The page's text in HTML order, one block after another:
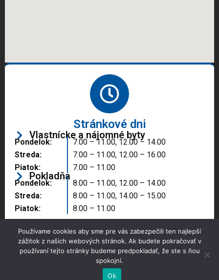
Stránkové dni
Vlastnícke a nájomné byty
Pondelok:
Streda:
Piatok:
7.00 – 11.00, 12.00 – 14.00
7.00 – 11.00, 12.00 – 16.00
7.00 – 11.00
Pokladňa
Pondelok:
Streda:
Piatok:
8.00 – 11.00, 12.00 – 14.00
8.00 – 11.00, 14.00 – 15.00
8.00 – 11.00
Copyright © 2025 Správa majetku mesta, n.o.,
Partizánske
Používame cookies aby sme pre vás zabezpečili ten najlepší
zážitok z našich webových stránok. Ak budete pokračovať v
používaní tejto stránky budeme predpokladať, že ste s ňou
spokojní.
Ok